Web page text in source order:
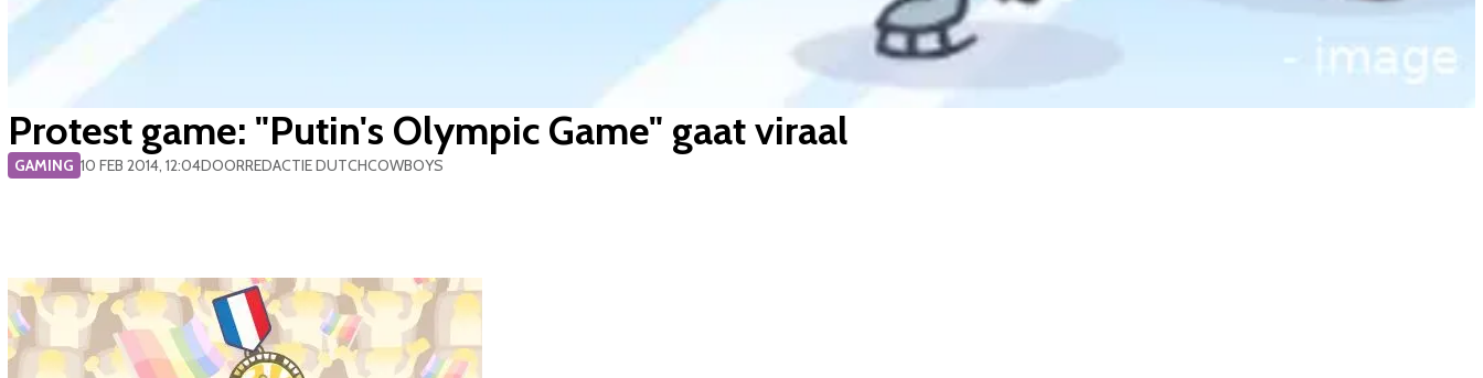
Protest game: "Putin's Olympic Game" gaat viraal
GAMING 10 FEB 2014, 12:04DOORREDACTIE DUTCHCOWBOYS